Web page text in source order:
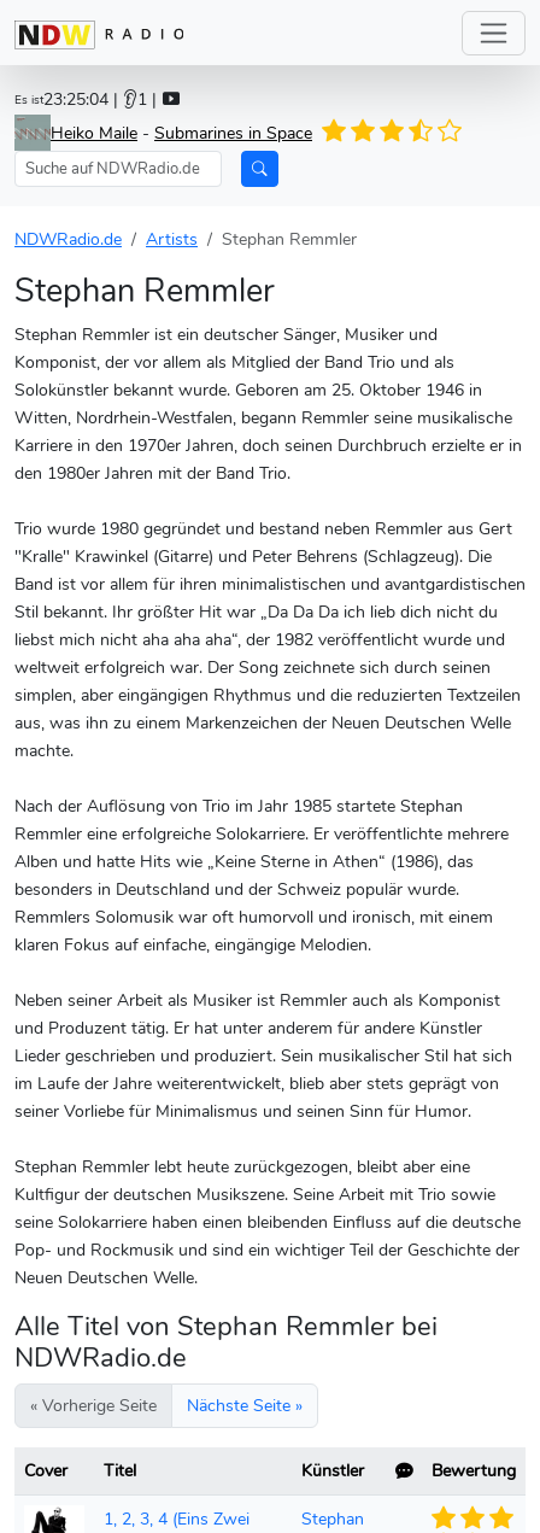
Es ist23:25:04 | 👂1 |
Heiko Maile - Submarines in Space
NDWRadio.de Artists Stephan Remmler
Stephan Remmler
Stephan Remmler ist ein deutscher Sänger, Musiker und
Komponist, der vor allem als Mitglied der Band Trio und als
Solokünstler bekannt wurde. Geboren am 25. Oktober 1946 in
Witten, Nordrhein-Westfalen, begann Remmler seine musikalische
Karriere in den 1970er Jahren, doch seinen Durchbruch erzielte er in
den 1980er Jahren mit der Band Trio.
Trio wurde 1980 gegründet und bestand neben Remmler aus Gert
"Kralle" Krawinkel (Gitarre) und Peter Behrens (Schlagzeug). Die
Band ist vor allem für ihren minimalistischen und avantgardistischen
Stil bekannt. Ihr größter Hit war „Da Da Da ich lieb dich nicht du
liebst mich nicht aha aha aha“, der 1982 veröffentlicht wurde und
weltweit erfolgreich war. Der Song zeichnete sich durch seinen
simplen, aber eingängigen Rhythmus und die reduzierten Textzeilen
aus, was ihn zu einem Markenzeichen der Neuen Deutschen Welle
machte.
Nach der Auflösung von Trio im Jahr 1985 startete Stephan
Remmler eine erfolgreiche Solokarriere. Er veröffentlichte mehrere
Alben und hatte Hits wie „Keine Sterne in Athen“ (1986), das
besonders in Deutschland und der Schweiz populär wurde.
Remmlers Solomusik war oft humorvoll und ironisch, mit einem
klaren Fokus auf einfache, eingängige Melodien.
Neben seiner Arbeit als Musiker ist Remmler auch als Komponist
und Produzent tätig. Er hat unter anderem für andere Künstler
Lieder geschrieben und produziert. Sein musikalischer Stil hat sich
im Laufe der Jahre weiterentwickelt, blieb aber stets geprägt von
seiner Vorliebe für Minimalismus und seinen Sinn für Humor.
Stephan Remmler lebt heute zurückgezogen, bleibt aber eine
Kultfigur der deutschen Musikszene. Seine Arbeit mit Trio sowie
seine Solokarriere haben einen bleibenden Einfluss auf die deutsche
Pop- und Rockmusik und sind ein wichtiger Teil der Geschichte der
Neuen Deutschen Welle.
Alle Titel von Stephan Remmler bei
NDWRadio.de
« Vorherige Seite Nächste Seite »
Cover Titel Künstler
Bewertung
1, 2, 3, 4 (Eins Zwei
Stephan